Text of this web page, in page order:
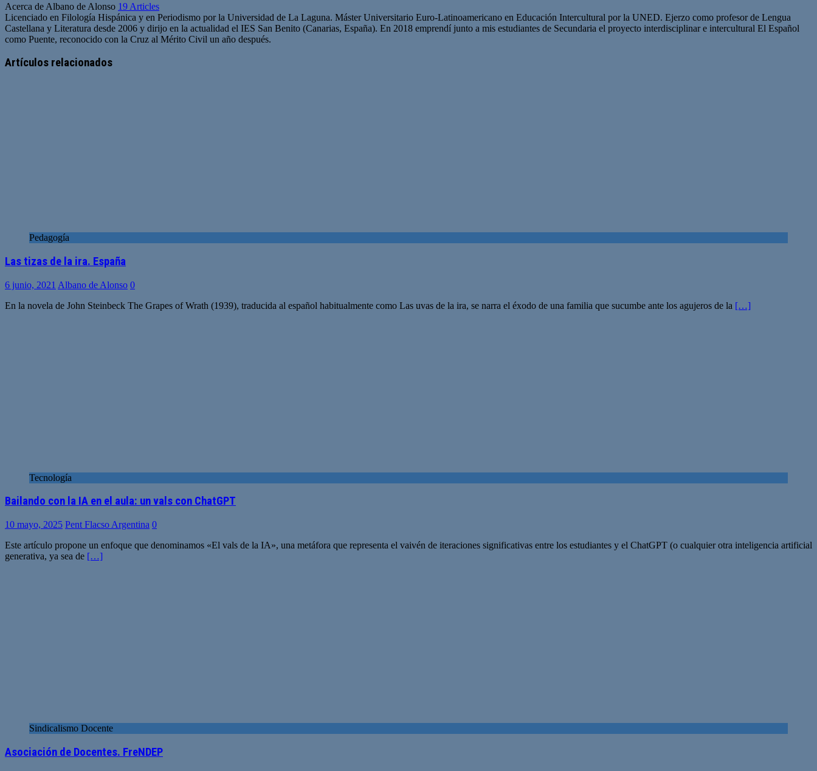
Acerca de Albano de Alonso 19 Articles
Licenciado en Filología Hispánica y en Periodismo por la Universidad de La Laguna. Máster Universitario Euro-Latinoamericano en Educación Intercultural por la UNED. Ejerzo como profesor de Lengua
Castellana y Literatura desde 2006 y dirijo en la actualidad el IES San Benito (Canarias, España). En 2018 emprendí junto a mis estudiantes de Secundaria el proyecto interdisciplinar e intercultural El Español
como Puente, reconocido con la Cruz al Mérito Civil un año después.
Artículos relacionados
Pedagogía
Las tizas de la ira. España
6 junio, 2021 Albano de Alonso 0
En la novela de John Steinbeck The Grapes of Wrath (1939), traducida al español habitualmente como Las uvas de la ira, se narra el éxodo de una familia que sucumbe ante los agujeros de la […]
Tecnología
Bailando con la IA en el aula: un vals con ChatGPT
10 mayo, 2025 Pent Flacso Argentina 0
Este artículo propone un enfoque que denominamos «El vals de la IA», una metáfora que representa el vaivén de iteraciones significativas entre los estudiantes y el ChatGPT (o cualquier otra inteligencia artificial
generativa, ya sea de […]
Sindicalismo Docente
Asociación de Docentes. FreNDEP